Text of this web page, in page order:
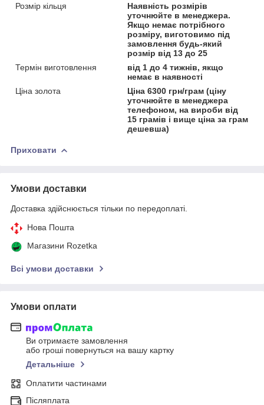
Розмір кільця
Наявність розмірів
уточнюйте в менеджера.
Якщо немає потрібного
розміру, виготовимо під
замовлення будь-який
розмір від 13 до 25
Термін виготовлення
від 1 до 4 тижнів, якщо
немає в наявності
Ціна золота
Ціна 6300 грн/грам (ціну
уточнюйте в менеджера
телефоном, на вироби від
15 грамів і вище ціна за грам
дешевша)
Приховати
Умови доставки
Доставка здійснюється тільки по передоплаті.
Нова Пошта
Магазини Rozetka
Всі умови доставки
Умови оплати
Ви отримаєте замовлення
або гроші повернуться на вашу картку
Детальніше
Оплатити частинами
Післяплата